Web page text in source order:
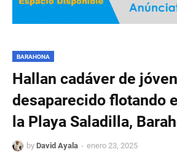
BARAHONA
Hallan cadáver de jóven
desaparecido flotando
la Playa Saladilla,
by David Ayala enero 23, 2025